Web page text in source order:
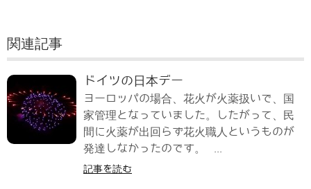
関連記事
ドイツの日本デー
ヨーロッパの場合、花火が火薬扱いで、国
家管理となっていました。したがって、民
間に火薬が出回らず花火職人というものが
発達しなかったのです。 ...
記事を読む